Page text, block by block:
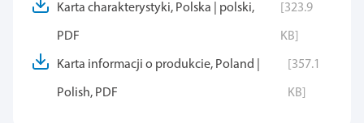
Karta charakterystyki, Polska | polski,
PDF
[323.9
KB]
Karta informacji o produkcie, Poland |
Polish, PDF
[357.1
KB]